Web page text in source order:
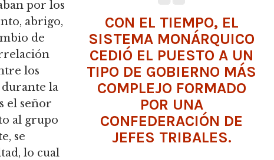
CON EL TIEMPO, EL
SISTEMA MONÁRQUICO
CEDIÓ EL PUESTO A UN
TIPO DE GOBIERNO MÁS
COMPLEJO FORMADO
POR UNA
CONFEDERACIÓN DE
JEFES TRIBALES.
por los
abrigo,
de
los
durante la
el señor
al grupo
se
lo cual